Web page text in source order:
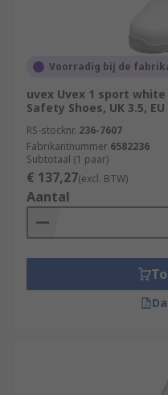
Voorradig bij de
uvex Uvex 1 sport
Safety Shoes, UK 3.5, EU
RS-stocknr. 236-7607
Fabrikantnummer 6582236
Subtotaal (1 paar)
€ 137,27(excl. BTW)
Aantal